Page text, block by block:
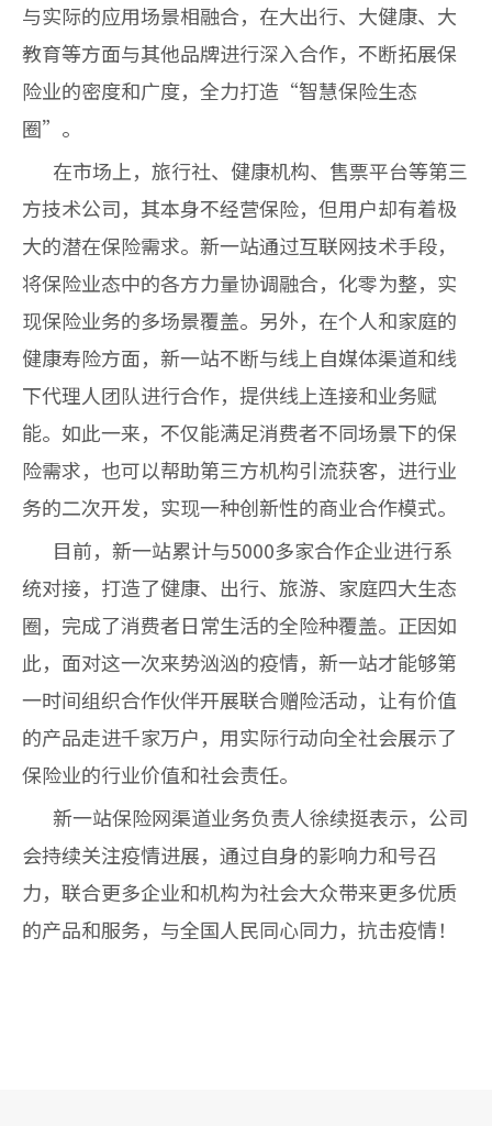
与实际的应用场景相融合，在大出行、大健康、大
教育等方面与其他品牌进行深入合作，不断拓展保
险业的密度和广度，全力打造“智慧保险生态
圈”。
在市场上，旅行社、健康机构、售票平台等第三
方技术公司，其本身不经营保险，但用户却有着极
大的潜在保险需求。新一站通过互联网技术手段，
将保险业态中的各方力量协调融合，化零为整，实
现保险业务的多场景覆盖。另外，在个人和家庭的
健康寿险方面，新一站不断与线上自媒体渠道和线
下代理人团队进行合作，提供线上连接和业务赋
能。如此一来，不仅能满足消费者不同场景下的保
险需求，也可以帮助第三方机构引流获客，进行业
务的二次开发，实现一种创新性的商业合作模式。
目前，新一站累计与5000多家合作企业进行系
统对接，打造了健康、出行、旅游、家庭四大生态
圈，完成了消费者日常生活的全险种覆盖。正因如
此，面对这一次来势汹汹的疫情，新一站才能够第
一时间组织合作伙伴开展联合赠险活动，让有价值
的产品走进千家万户，用实际行动向全社会展示了
保险业的行业价值和社会责任。
新一站保险网渠道业务负责人徐续挺表示，公司
会持续关注疫情进展，通过自身的影响力和号召
力，联合更多企业和机构为社会大众带来更多优质
的产品和服务，与全国人民同心同力，抗击疫情！